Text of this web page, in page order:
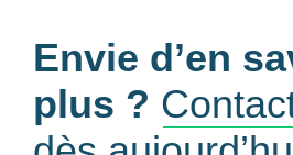
Envie d’en
plus ?